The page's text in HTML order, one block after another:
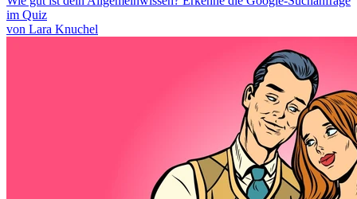
im Quiz
von Lara Knuchel